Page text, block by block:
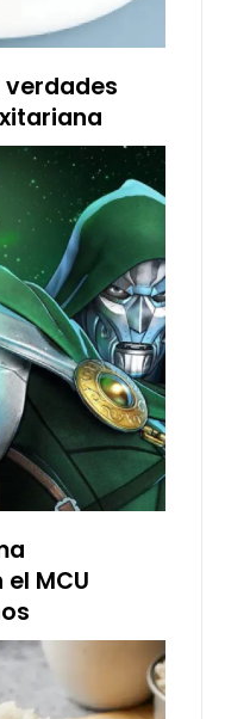
verdades
MCU